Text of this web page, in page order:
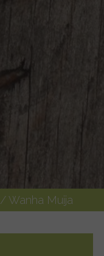
/ Wanha Muija